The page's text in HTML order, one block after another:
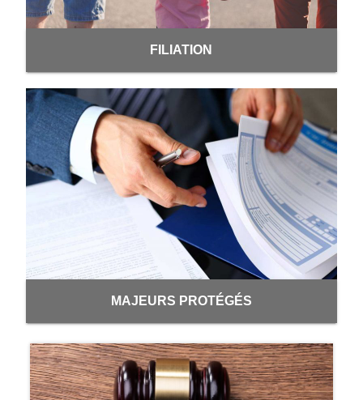
FILIATION
MAJEURS PROTÉGÉS